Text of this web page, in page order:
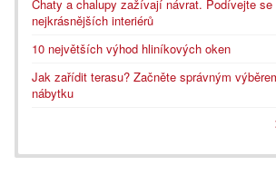
Chaty a chalupy zažívají návrat. Podívejte se
nejkrásnějších interiérů
10 největších výhod hliníkových oken
Jak zařídit terasu? Začněte správným
nábytku